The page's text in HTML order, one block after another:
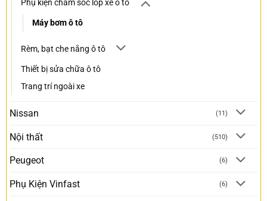
Phụ kiện chăm sóc lốp xe ô tô
Máy bơm ô tô
Rèm, bạt che nắng ô tô
Thiết bị sửa chữa ô tô
Trang trí ngoài xe
Nissan (11)
Nội thất (510)
Peugeot (6)
Phụ Kiện Vinfast (6)